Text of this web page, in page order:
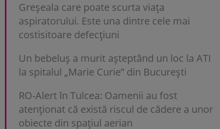
Greșeala care poate scurta viața
aspiratorului. Este una dintre cele mai
costisitoare defecțiuni
Un bebeluș a murit așteptând un loc la ATI
la spitalul „Marie Curie” din București
RO-Alert în Tulcea: Oamenii au fost
atenționat că există riscul de cădere a unor
obiecte din spațiul aerian